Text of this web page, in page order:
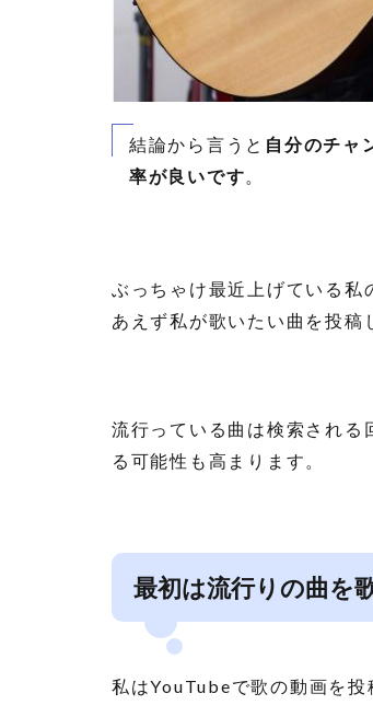
結論から言うと 自分のチャ
率が良いです
ぶっちゃけ最近上げている
あえず私が歌いたい曲を投稿
流行っている曲は検索される
る可能性も高まります。
最初は流行りの曲を
私はYouTubeで歌の動画を投